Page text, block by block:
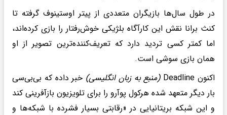
در طول سال‌ها بازیگران متعددی از پیتر اوستینوف گرفته تا
کنث برانا نقش این کارآگاه بلژیکی خوش‌رفتار را بازی کرده‌اند،
اما کمتر کسی تردید دارد که تعریف‌کننده‌ترین تصویر از او
همان بازی سوشی است.
اکنون Deadline
(منبع به زبان انگلیسی) خبر داده که بی‌بی‌سی
بار دیگر متعهد شده هرکول پوآرو را برای تلویزیون بازآفرینی کند
و این شبکه بریتانیایی در «رقابتی بسیار فشرده با شبکه‌ها و